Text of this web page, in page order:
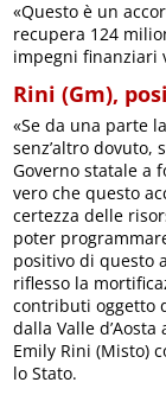
«Questo è un
recupera 124
impegni finanziari
Rini (Gm),
«Se da una parte
senz’altro dovuto,
Governo statale a
vero che questo
certezza delle
poter
positivo di questo
riflesso la
contributi oggetto
dalla Valle
Emily Rini (Misto)
lo Stato.